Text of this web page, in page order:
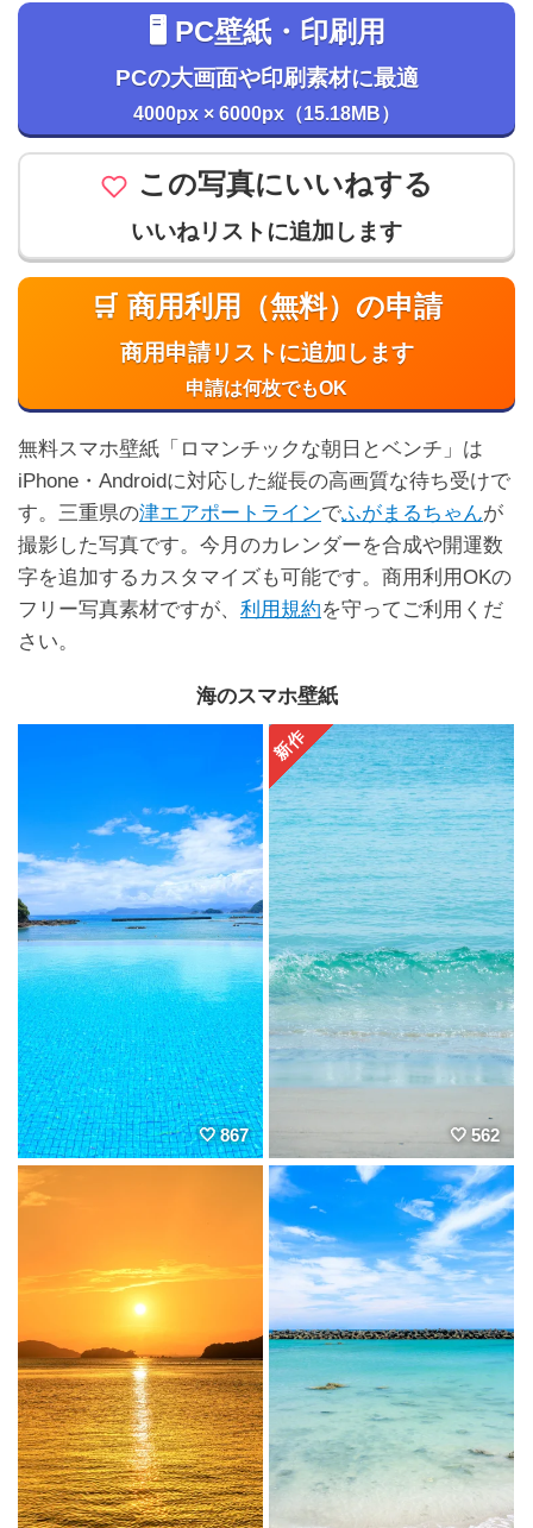
🖥️ PC壁紙・印刷用
PCの大画面や印刷素材に最適
4000px × 6000px（15.18MB）
この写真にいいねする
いいねリストに追加します
🛒 商用利用（無料）の申請
商用申請リストに追加します
申請は何枚でもOK
無料スマホ壁紙「ロマンチックな朝日とベンチ」は
iPhone・Androidに対応した縦長の高画質な待ち受けで
す。三重県の津エアポートラインでふがまるちゃんが
撮影した写真です。今月のカレンダーを合成や開運数
字を追加するカスタマイズも可能です。商用利用OKの
フリー写真素材ですが、 利用規約を守ってご利用くだ
さい。
海のスマホ壁紙
867 562